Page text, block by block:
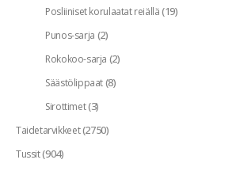
Posliiniset korulaatat reiällä(19)
Punos-sarja (2)
Rokokoo-sarja (2)
Säästölippaat(8)
Sirottimet(3)
Taidetarvikkeet(2750)
Tussit(904)